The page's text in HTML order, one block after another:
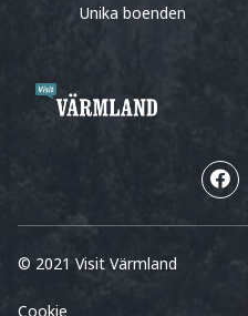
Unika boenden
© 2021 Visit Värmland
Cookie